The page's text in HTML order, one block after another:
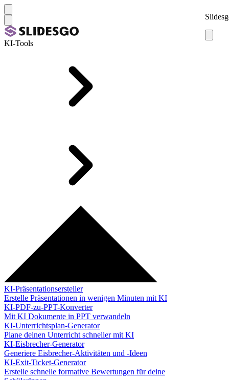
KI-Tools
KI-Präsentationsersteller
Erstelle Präsentationen in wenigen Minuten mit KI
KI-PDF-zu-PPT-Konverter
Mit KI Dokumente in PPT verwandeln
KI-Unterrichtsplan-Generator
Plane deinen Unterricht schneller mit KI
KI-Eisbrecher-Generator
Generiere Eisbrecher-Aktivitäten und -Ideen
KI-Exit-Ticket-Generator
Erstelle schnelle formative Bewertungen für deine